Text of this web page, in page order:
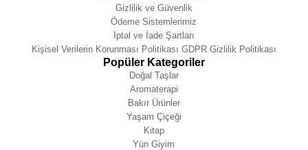
Gizlilik ve Güvenlik
Ödeme Sistemlerimiz
İptal ve İade Şartları
Kişisel Verilerin Korunması Politikası GDPR Gizlilik Politikası
Popüler Kategoriler
Doğal Taşlar
Aromaterapi
Bakır Ürünler
Yaşam Çiçeği
Kitap
Yün Giyim